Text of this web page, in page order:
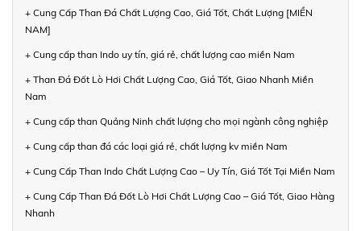
+ Cung Cấp Than Đá Chất Lượng Cao, Giá Tốt, Chất Lượng [MIỀN
NAM]
+ Cung cấp than Indo uy tín, giá rẻ, chất lượng cao miền Nam
+ Than Đá Đốt Lò Hơi Chất Lượng Cao, Giá Tốt, Giao Nhanh Miền
Nam
+ Cung cấp than Quảng Ninh chất lượng cho mọi ngành công nghiệp
+ Cung cấp than đá các loại giá rẻ, chất lượng kv miền Nam
+ Cung Cấp Than Indo Chất Lượng Cao – Uy Tín, Giá Tốt Tại Miền Nam
+ Cung Cấp Than Đá Đốt Lò Hơi Chất Lượng Cao – Giá Tốt, Giao Hàng
Nhanh